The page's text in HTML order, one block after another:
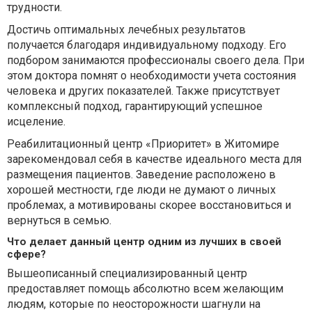
трудности.
Достичь оптимальных лечебных результатов
получается благодаря индивидуальному подходу. Его
подбором занимаются профессионалы своего дела. При
этом доктора помнят о необходимости учета состояния
человека и других показателей. Также присутствует
комплексный подход, гарантирующий успешное
исцеление.
Реабилитационный центр «Приоритет» в Житомире
зарекомендовал себя в качестве идеального места для
размещения пациентов. Заведение расположено в
хорошей местности, где люди не думают о личных
проблемах, а мотивированы скорее восстановиться и
вернуться в семью.
Что делает данный центр одним из лучших в своей
сфере?
Вышеописанный специализированный центр
предоставляет помощь абсолютно всем желающим
людям, которые по неосторожности шагнули на